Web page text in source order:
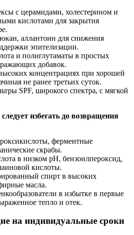
с церамидами, холестерином и
кислотами для закрытия
аллантоин для снижения
эпителизации.
и полиглутаматы в простых
добавок.
концентрациях при хорошей
не ранее третьих суток.
SPF, широкого спектра, с мягкой
избегать до возвращения
ферментные
скрабы.
в низком pH, бензоилпероксид,
кислоты.
спирт в высоких
масла.
в избытке в первые
тепло и отек.
на индивидуальные сроки